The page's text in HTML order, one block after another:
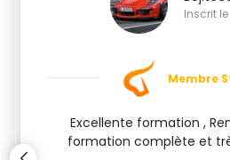
Inscrit
Membre
Excellente formation ,
formation complète et